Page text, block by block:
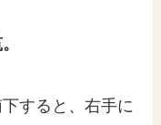
すると、右手に